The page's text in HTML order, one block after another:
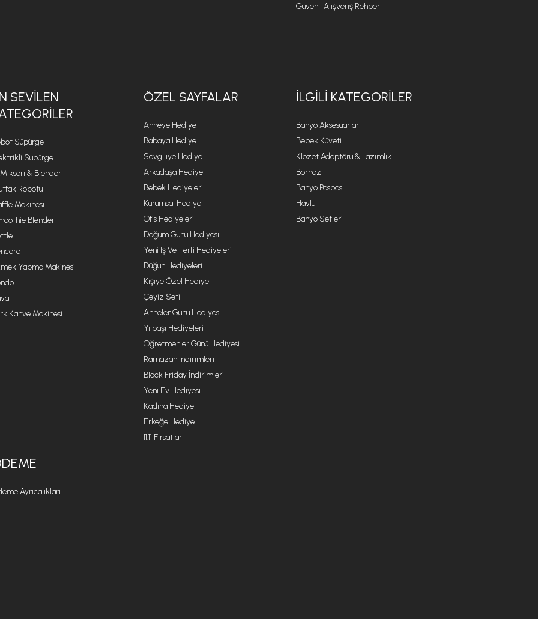
Güvenli Alışveriş Rehberi
SEVILEN
Süpürge
Süpürge
& Blender
Robotu
Makinesi
Blender
Yapma Makinesi
Kahve Makinesi
ÖZEL SAYFALAR
Anneye Hediye
Babaya Hediye
Sevgiliye Hediye
Arkadaşa Hediye
Bebek Hediyeleri
Kurumsal Hediye
Ofis Hediyeleri
Doğum Günü Hediyesi
Yeni Iş Ve Terfi Hediyeleri
Düğün Hediyeleri
Kişiye Özel Hediye
Çeyiz Seti
Anneler Günü Hediyesi
Yılbaşı Hediyeleri
Öğretmenler Günü Hediyesi
Ramazan İndirimleri
Black Friday İndirimleri
Yeni Ev Hediyesi
Kadına Hediye
Erkeğe Hediye
11.11 Fırsatlar
İLGILI KATEGORILER
Banyo Aksesuarları
Bebek Küveti
Klozet Adaptörü & Lazımlık
Bornoz
Banyo Paspas
Havlu
Banyo Setleri
Ayrıcalıkları